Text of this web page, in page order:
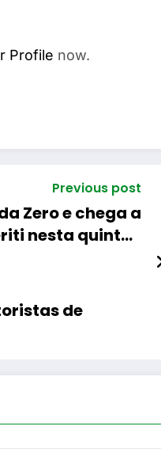
Profile now.
Previous post
Zero e chega a
nesta quinta-
de